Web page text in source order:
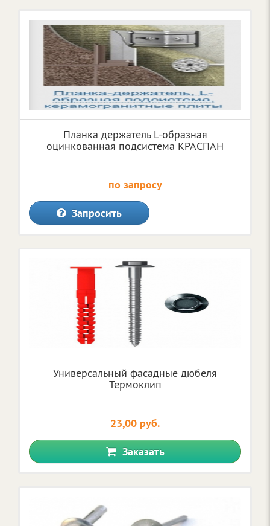
Планка держатель L-образная
оцинкованная подсистема КРАСПАН
по запросу
Запросить
Универсальный фасадные дюбеля
Термоклип
23,00 руб.
Заказать